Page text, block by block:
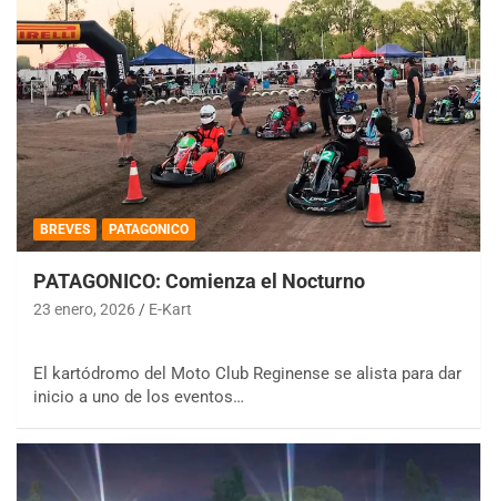
BREVES PATAGONICO
PATAGONICO: Comienza el Nocturno
23 enero, 2026 E-Kart
El kartódromo del Moto Club Reginense se alista para dar
inicio a uno de los eventos…